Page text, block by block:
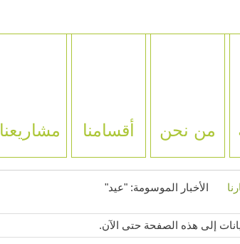
من نحن أقسامنا مشاريعنا
الأخبار الموسومة: "عيد"
إلى هذه الصفحة حتى الآن.